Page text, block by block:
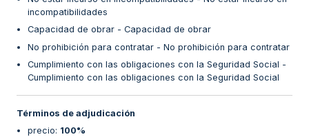
incompatibilidades
Capacidad de obrar - Capacidad de obrar
No prohibición para contratar - No prohibición para contratar
Cumplimiento con las obligaciones con la Seguridad Social -
Cumplimiento con las obligaciones con la Seguridad Social
Términos de adjudicación
precio: 100%